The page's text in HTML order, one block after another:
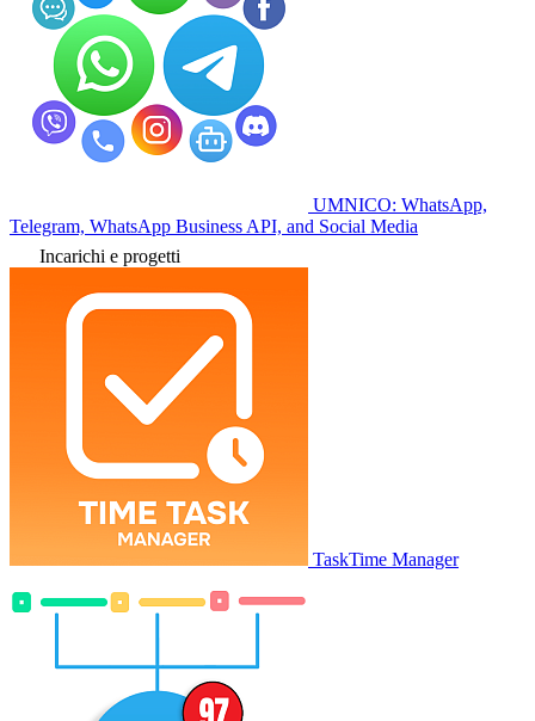
UMNICO: WhatsApp,
Telegram, WhatsApp Business API, and Social Media
Incarichi e progetti
TaskTime Manager